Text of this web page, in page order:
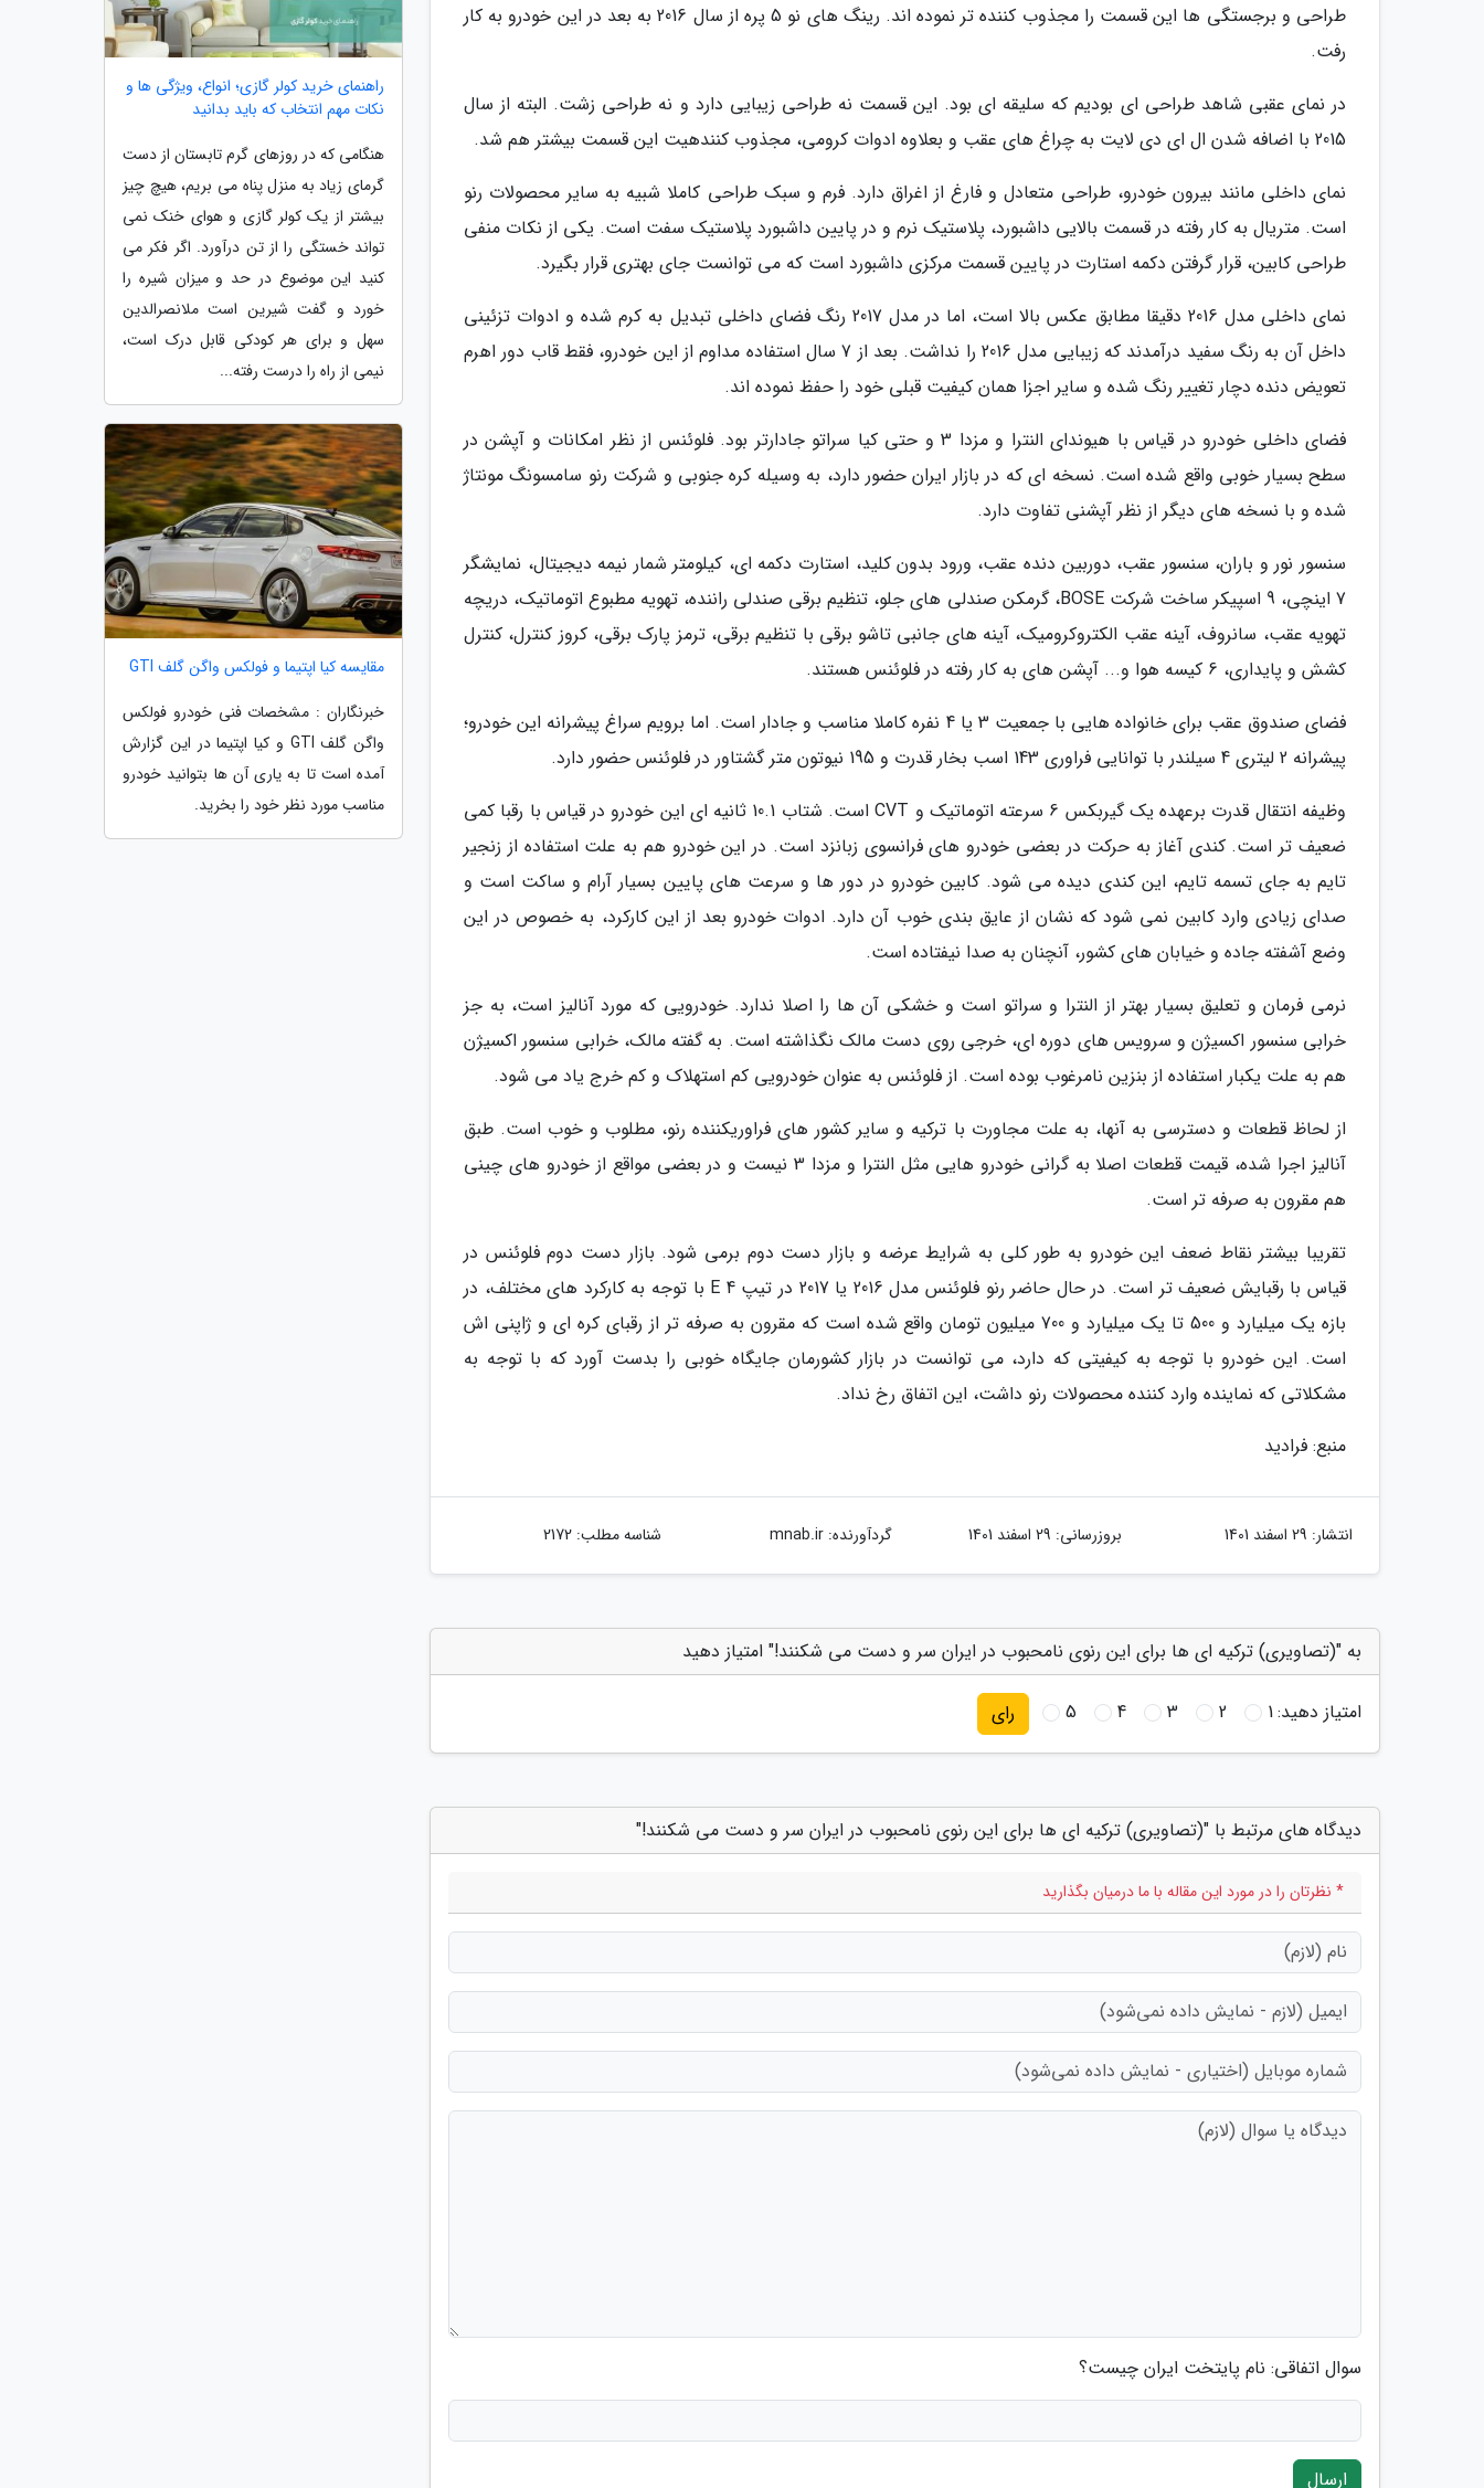
طراحی و برجستگی ها این قسمت را مجذوب کننده تر نموده اند. رینگ های نو 5 پره از سال 2016 به بعد در این خودرو به کار
رفت.
در نمای عقبی شاهد طراحی ای بودیم که سلیقه ای بود. این قسمت نه طراحی زیبایی دارد و نه طراحی زشت. البته از سال
2015 با اضافه شدن ال ای دی لایت به چراغ های عقب و بعلاوه ادوات کرومی، مجذوب کنندهیت این قسمت بیشتر هم شد.
نمای داخلی مانند بیرون خودرو، طراحی متعادل و فارغ از اغراق دارد. فرم و سبک طراحی کاملا شبیه به سایر محصولات رنو
است. متریال به کار رفته در قسمت بالایی داشبورد، پلاستیک نرم و در پایین داشبورد پلاستیک سفت است. یکی از نکات منفی
طراحی کابین، قرار گرفتن دکمه استارت در پایین قسمت مرکزی داشبورد است که می توانست جای بهتری قرار بگیرد.
نمای داخلی مدل 2016 دقیقا مطابق عکس بالا است، اما در مدل 2017 رنگ فضای داخلی تبدیل به کرم شده و ادوات تزئینی
داخل آن به رنگ سفید درآمدند که زیبایی مدل 2016 را نداشت. بعد از 7 سال استفاده مداوم از این خودرو، فقط قاب دور اهرم
تعویض دنده دچار تغییر رنگ شده و سایر اجزا همان کیفیت قبلی خود را حفظ نموده اند.
فضای داخلی خودرو در قیاس با هیوندای النترا و مزدا 3 و حتی کیا سراتو جادارتر بود. فلوئنس از نظر امکانات و آپشن در
سطح بسیار خوبی واقع شده است. نسخه ای که در بازار ایران حضور دارد، به وسیله کره جنوبی و شرکت رنو سامسونگ مونتاژ
شده و با نسخه های دیگر از نظر آپشنی تفاوت دارد.
سنسور نور و باران، سنسور عقب، دوربین دنده عقب، ورود بدون کلید، استارت دکمه ای، کیلومتر شمار نیمه دیجیتال، نمایشگر
7 اینچی، 9 اسپیکر ساخت شرکت BOSE، گرمکن صندلی های جلو، تنظیم برقی صندلی راننده، تهویه مطبوع اتوماتیک، دریچه
تهویه عقب، سانروف، آینه عقب الکتروکرومیک، آینه های جانبی تاشو برقی با تنظیم برقی، ترمز پارک برقی، کروز کنترل، کنترل
کشش و پایداری، 6 کیسه هوا و... آپشن های به کار رفته در فلوئنس هستند.
فضای صندوق عقب برای خانواده هایی با جمعیت 3 یا 4 نفره کاملا مناسب و جادار است. اما برویم سراغ پیشرانه این خودرو؛
پیشرانه 2 لیتری 4 سیلندر با توانایی فراوری 143 اسب بخار قدرت و 195 نیوتون متر گشتاور در فلوئنس حضور دارد.
وظیفه انتقال قدرت برعهده یک گیربکس 6 سرعته اتوماتیک و CVT است. شتاب 10.1 ثانیه ای این خودرو در قیاس با رقبا کمی
ضعیف تر است. کندی آغاز به حرکت در بعضی خودرو های فرانسوی زبانزد است. در این خودرو هم به علت استفاده از زنجیر
تایم به جای تسمه تایم، این کندی دیده می شود. کابین خودرو در دور ها و سرعت های پایین بسیار آرام و ساکت است و
صدای زیادی وارد کابین نمی شود که نشان از عایق بندی خوب آن دارد. ادوات خودرو بعد از این کارکرد، به خصوص در این
وضع آشفته جاده و خیابان های کشور، آنچنان به صدا نیفتاده است.
نرمی فرمان و تعلیق بسیار بهتر از النترا و سراتو است و خشکی آن ها را اصلا ندارد. خودرویی که مورد آنالیز است، به جز
خرابی سنسور اکسیژن و سرویس های دوره ای، خرجی روی دست مالک نگذاشته است. به گفته مالک، خرابی سنسور اکسیژن
هم به علت یکبار استفاده از بنزین نامرغوب بوده است. از فلوئنس به عنوان خودرویی کم استهلاک و کم خرج یاد می شود.
از لحاظ قطعات و دسترسی به آنها، به علت مجاورت با ترکیه و سایر کشور های فراوریکننده رنو، مطلوب و خوب است. طبق
آنالیز اجرا شده، قیمت قطعات اصلا به گرانی خودرو هایی مثل النترا و مزدا 3 نیست و در بعضی مواقع از خودرو های چینی
هم مقرون به صرفه تر است.
تقریبا بیشتر نقاط ضعف این خودرو به طور کلی به شرایط عرضه و بازار دست دوم برمی شود. بازار دست دوم فلوئنس در
قیاس با رقبایش ضعیف تر است. در حال حاضر رنو فلوئنس مدل 2016 یا 2017 در تیپ E 4 با توجه به کارکرد های مختلف، در
بازه یک میلیارد و 500 تا یک میلیارد و 700 میلیون تومان واقع شده است که مقرون به صرفه تر از رقبای کره ای و ژاپنی اش
است. این خودرو با توجه به کیفیتی که دارد، می توانست در بازار کشورمان جایگاه خوبی را بدست آورد که با توجه به
مشکلاتی که نماینده وارد کننده محصولات رنو داشت، این اتفاق رخ نداد.
منبع: فرادید
انتشار: 29 اسفند 1401 بروزرسانی: 29 اسفند 1401 گردآورنده:mnab.ir شناسه مطلب: 2172
به "(تصاویری) ترکیه ای ها برای این رنوی نامحبوب در ایران سر و دست می شکنند!" امتیاز دهید
امتیاز دهید:1
2
3
4
5 رای
دیدگاه های مرتبط با "(تصاویری) ترکیه ای ها برای این رنوی نامحبوب در ایران سر و دست می شکنند!"
* نظرتان را در مورد این مقاله با ما درمیان بگذارید
سوال اتفاقی: نام پایتخت ایران چیست؟
ارسال
راهنمای خرید کولر گازی؛ انواع، ویژگی ها و
نکات مهم انتخاب که باید بدانید
هنگامی که در روزهای گرم تابستان از دست
گرمای زیاد به منزل پناه می بریم، هیچ چیز
بیشتر از یک کولر گازی و هوای خنک نمی
تواند خستگی را از تن درآورد. اگر فکر می
کنید این موضوع در حد و میزان شیره را
خورد و گفت شیرین است ملانصرالدین
سهل و برای هر کودکی قابل درک است،
نیمی از راه را درست رفته...
مقایسه کیا اپتیما و فولکس واگن گلف GTI
خبرنگاران : مشخصات فنی خودرو فولکس
واگن گلف GTI و کیا اپتیما در این گزارش
آمده است تا به یاری آن ها بتوانید خودرو
مناسب مورد نظر خود را بخرید.